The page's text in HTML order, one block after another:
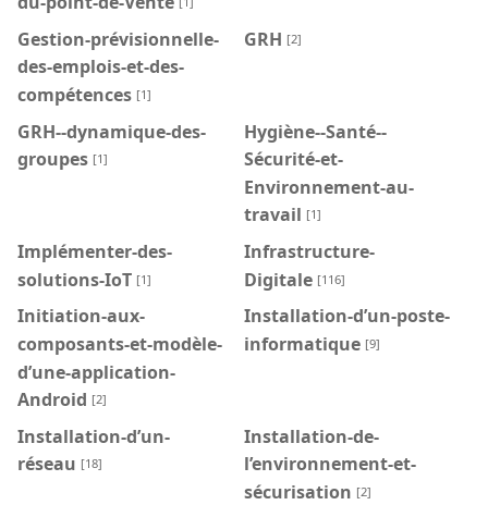
Gestion-prévisionnelle-
des-emplois-et-des-
compétences [1]
GRH [2]
GRH--dynamique-des-
groupes [1]
Hygiène--Santé--
Sécurité-et-
Environnement-au-
travail [1]
Implémenter-des-
solutions-IoT [1]
Infrastructure-
Digitale [116]
Initiation-aux-
composants-et-modèle-
d’une-application-
Android [2]
Installation-d’un-poste-
informatique [9]
Installation-d’un-
réseau [18]
Installation-de-
l’environnement-et-
sécurisation [2]